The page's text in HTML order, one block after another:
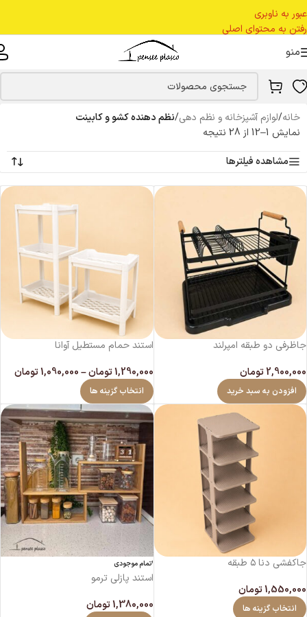
عبور به ناوبری
رفتن به محتوای اصلی
منو
خانه/لوازم آشپزخانه و نظم دهی/نظم دهنده کشو و کابینت
نمایش 1–12 از 28 نتیجه
مشاهده فیلترها
جاظرفی دو طبقه امپرلند
2,900,000تومان
افزودن به سبد خرید
استند حمام مستطیل آوانا
1,290,000تومان–
1,090,000تومان
انتخاب گزینه ها
جاکفشی دنا ۵ طبقه
1,550,000تومان
انتخاب گزینه ها
اتمام موجودی
استند پازلی ترمو
1,380,000تومان